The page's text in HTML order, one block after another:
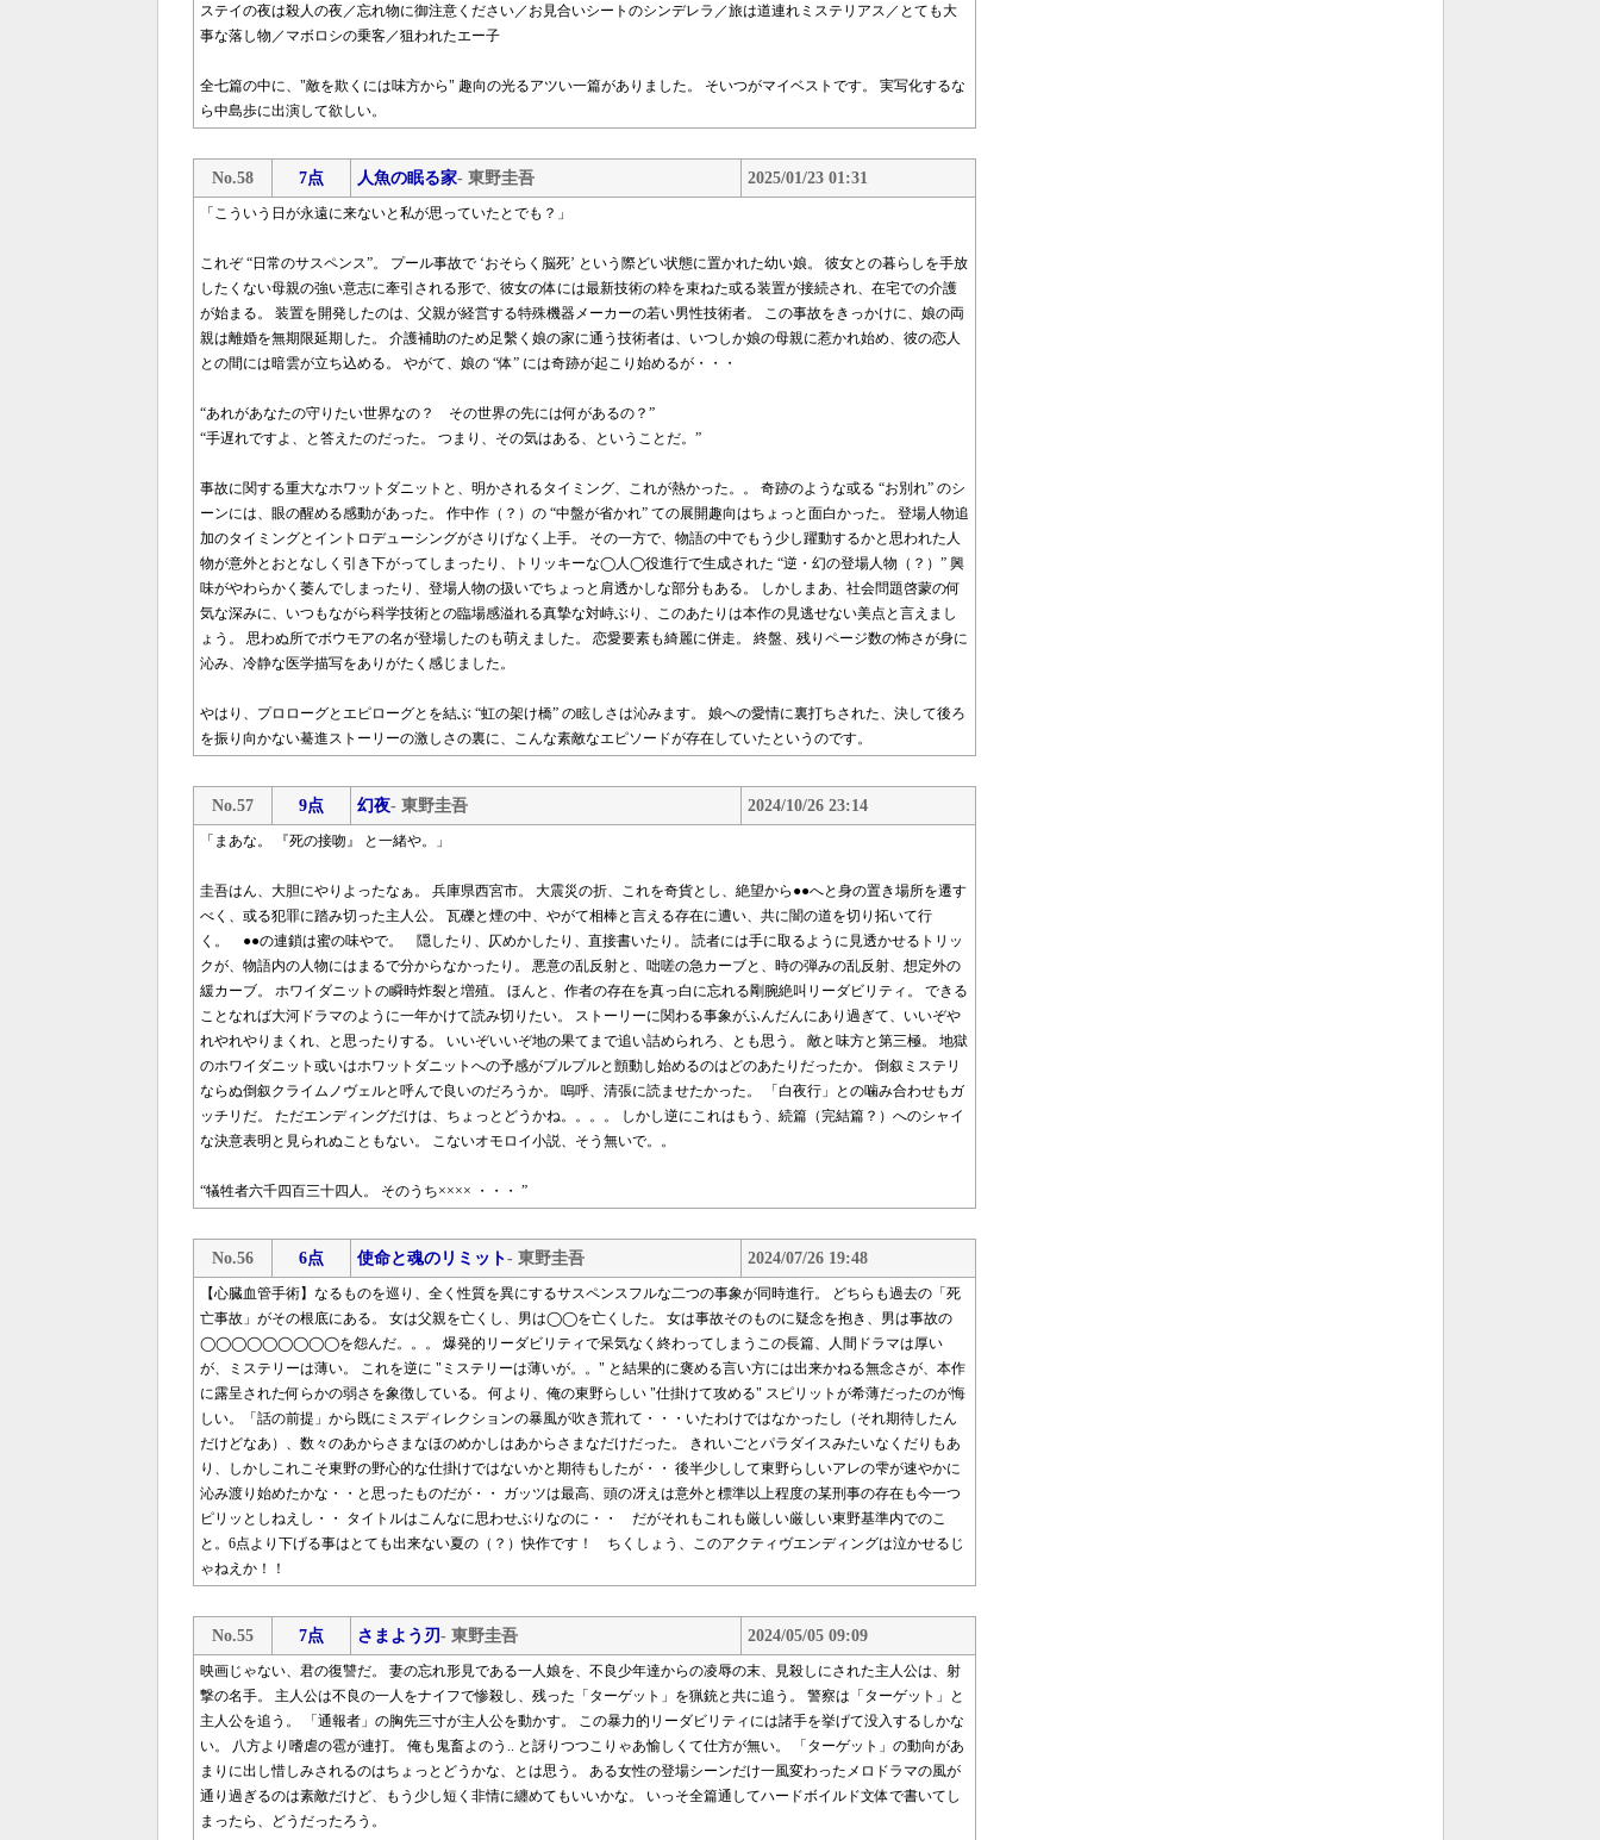
ステイの夜は殺人の夜／忘れ物に御注意ください／お見合いシートのシンデレラ／旅は道連れミステリアス／とても大
事な落し物／マボロシの乗客／狙われたエー子
全七篇の中に、"敵を欺くには味方から" 趣向の光るアツい一篇がありました。 そいつがマイベストです。 実写化するな
ら中島歩に出演して欲しい。
No.58 7点 人魚の眠る家- 東野圭吾 2025/01/23 01:31
「こういう日が永遠に来ないと私が思っていたとでも？」
これぞ “日常のサスペンス”。 プール事故で ‘おそらく脳死’ という際どい状態に置かれた幼い娘。 彼女との暮らしを手放
したくない母親の強い意志に牽引される形で、彼女の体には最新技術の粋を束ねた或る装置が接続され、在宅での介護
が始まる。 装置を開発したのは、父親が経営する特殊機器メーカーの若い男性技術者。 この事故をきっかけに、娘の両
親は離婚を無期限延期した。 介護補助のため足繫く娘の家に通う技術者は、いつしか娘の母親に惹かれ始め、彼の恋人
との間には暗雲が立ち込める。 やがて、娘の “体” には奇跡が起こり始めるが・・・
“あれがあなたの守りたい世界なの？ その世界の先には何があるの？”
“手遅れですよ、と答えたのだった。 つまり、その気はある、ということだ。”
事故に関する重大なホワットダニットと、明かされるタイミング、これが熱かった。。 奇跡のような或る “お別れ” のシ
ーンには、眼の醒める感動があった。 作中作（？）の “中盤が省かれ” ての展開趣向はちょっと面白かった。 登場人物追
加のタイミングとイントロデューシングがさりげなく上手。 その一方で、物語の中でもう少し躍動するかと思われた人
物が意外とおとなしく引き下がってしまったり、トリッキーな◯人◯役進行で生成された “逆・幻の登場人物（？）” 興
味がやわらかく萎んでしまったり、登場人物の扱いでちょっと肩透かしな部分もある。 しかしまあ、社会問題啓蒙の何
気な深みに、いつもながら科学技術との臨場感溢れる真摯な対峙ぶり、このあたりは本作の見逃せない美点と言えまし
ょう。 思わぬ所でボウモアの名が登場したのも萌えました。 恋愛要素も綺麗に併走。 終盤、残りページ数の怖さが身に
沁み、冷静な医学描写をありがたく感じました。
やはり、プロローグとエピローグとを結ぶ “虹の架け橋” の眩しさは沁みます。 娘への愛情に裏打ちされた、決して後ろ
を振り向かない驀進ストーリーの激しさの裏に、こんな素敵なエピソードが存在していたというのです。
No.57 9点 幻夜- 東野圭吾 2024/10/26 23:14
「まあな。 『死の接吻』 と一緒や。」
圭吾はん、大胆にやりよったなぁ。 兵庫県西宮市。 大震災の折、これを奇貨とし、絶望から●●へと身の置き場所を遷す
べく、或る犯罪に踏み切った主人公。 瓦礫と煙の中、やがて相棒と言える存在に遭い、共に闇の道を切り拓いて行
く。 ●●の連鎖は蜜の味やで。 隠したり、仄めかしたり、直接書いたり。 読者には手に取るように見透かせるトリッ
クが、物語内の人物にはまるで分からなかったり。 悪意の乱反射と、咄嗟の急カーブと、時の弾みの乱反射、想定外の
緩カーブ。 ホワイダニットの瞬時炸裂と増殖。 ほんと、作者の存在を真っ白に忘れる剛腕絶叫リーダビリティ。 できる
ことなれば大河ドラマのように一年かけて読み切りたい。 ストーリーに関わる事象がふんだんにあり過ぎて、いいぞや
れやれやりまくれ、と思ったりする。 いいぞいいぞ地の果てまで追い詰められろ、とも思う。 敵と味方と第三極。 地獄
のホワイダニット或いはホワットダニットへの予感がプルプルと顫動し始めるのはどのあたりだったか。 倒叙ミステリ
ならぬ倒叙クライムノヴェルと呼んで良いのだろうか。 嗚呼、清張に読ませたかった。 「白夜行」との噛み合わせもガ
ッチリだ。 ただエンディングだけは、ちょっとどうかね。。。。 しかし逆にこれはもう、続篇（完結篇？）へのシャイ
な決意表明と見られぬこともない。 こないオモロイ小説、そう無いで。。
“犠牲者六千四百三十四人。 そのうち×××× ・・・ ”
No.56 6点 使命と魂のリミット- 東野圭吾 2024/07/26 19:48
【心臓血管手術】なるものを巡り、全く性質を異にするサスペンスフルな二つの事象が同時進行。 どちらも過去の「死
亡事故」がその根底にある。 女は父親を亡くし、男は◯◯を亡くした。 女は事故そのものに疑念を抱き、男は事故の
◯◯◯◯◯◯◯◯◯を怨んだ。。。 爆発的リーダビリティで呆気なく終わってしまうこの長篇、人間ドラマは厚い
が、ミステリーは薄い。 これを逆に "ミステリーは薄いが。。" と結果的に褒める言い方には出来かねる無念さが、本作
に露呈された何らかの弱さを象徴している。 何より、俺の東野らしい "仕掛けて攻める" スピリットが希薄だったのが悔
しい。「話の前提」から既にミスディレクションの暴風が吹き荒れて・・・いたわけではなかったし（それ期待したん
だけどなあ）、数々のあからさまなほのめかしはあからさまなだけだった。 きれいごとパラダイスみたいなくだりもあ
り、しかしこれこそ東野の野心的な仕掛けではないかと期待もしたが・・ 後半少しして東野らしいアレの雫が速やかに
沁み渡り始めたかな・・と思ったものだが・・ ガッツは最高、頭の冴えは意外と標準以上程度の某刑事の存在も今一つ
ピリッとしねえし・・ タイトルはこんなに思わせぶりなのに・・ だがそれもこれも厳しい厳しい東野基準内でのこ
と。6点より下げる事はとても出来ない夏の（？）快作です！ ちくしょう、このアクティヴエンディングは泣かせるじ
ゃねえか！！
No.55 7点 さまよう刃 - 東野圭吾 2024/05/05 09:09
映画じゃない、君の復讐だ。 妻の忘れ形見である一人娘を、不良少年達からの凌辱の末、見殺しにされた主人公は、射
撃の名手。 主人公は不良の一人をナイフで惨殺し、残った「ターゲット」を猟銃と共に追う。 警察は「ターゲット」と
主人公を追う。 「通報者」の胸先三寸が主人公を動かす。 この暴力的リーダビリティには諸手を挙げて没入するしかな
い。 八方より嗜虐の雹が連打。 俺も鬼畜よのう.. と訝りつつこりゃあ愉しくて仕方が無い。 「ターゲット」の動向があ
まりに出し惜しみされるのはちょっとどうかな、とは思う。 ある女性の登場シーンだけ一風変わったメロドラマの風が
通り過ぎるのは素敵だけど、もう少し短く非情に纏めてもいいかな。 いっそ全篇通してハードボイルド文体で書いてし
まったら、どうだったろう。